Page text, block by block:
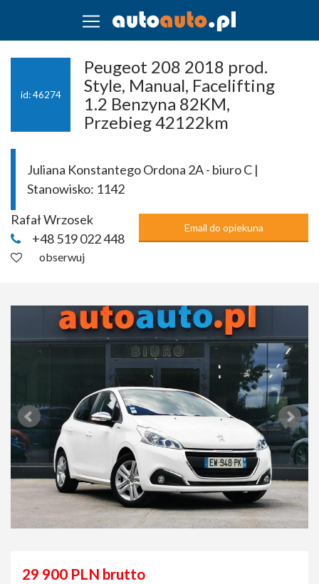
id: 46274
Peugeot 208 2018 prod.
Style, Manual, Facelifting
1.2 Benzyna 82KM,
Przebieg 42122km
Juliana Konstantego Ordona 2A - biuro C |
Stanowisko: 1142
Rafał Wrzosek
+48 519 022 448
Email do opiekuna
obserwuj
29 900 PLN brutto